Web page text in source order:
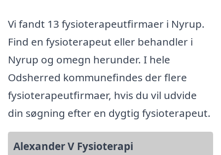
Vi fandt 13 fysioterapeutfirmaer i Nyrup.
Find en fysioterapeut eller behandler i
Nyrup og omegn herunder. I hele
Odsherred kommunefindes der flere
fysioterapeutfirmaer, hvis du vil udvide
din søgning efter en dygtig fysioterapeut.
Alexander V Fysioterapi